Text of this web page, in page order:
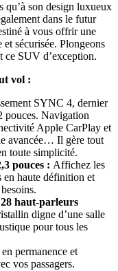
qu’à son design luxueux
dans le futur
à vous offrir une
sécurisée. Plongeons
ce SUV d’exception.
vol :
SYNC 4, dernier
pouces. Navigation
Apple CarPlay et
avancée… Il gère tout
toute simplicité.
pouces : Affichez les
en haute définition et
haut-parleurs
digne d’une salle
pour tous les
permanence et
vos passagers.